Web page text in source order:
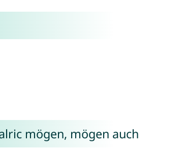
mögen, mögen auch